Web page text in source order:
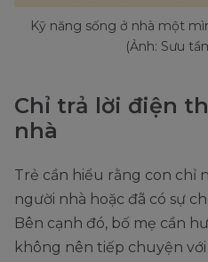
Kỹ năng sống ở nhà một
(Ảnh: Sưu
Chỉ trả lời điện
nhà
Trẻ cần hiểu rằng con chỉ
người nhà hoặc đã có sự
Bên cạnh đó, bố mẹ cần
không nên tiếp chuyện